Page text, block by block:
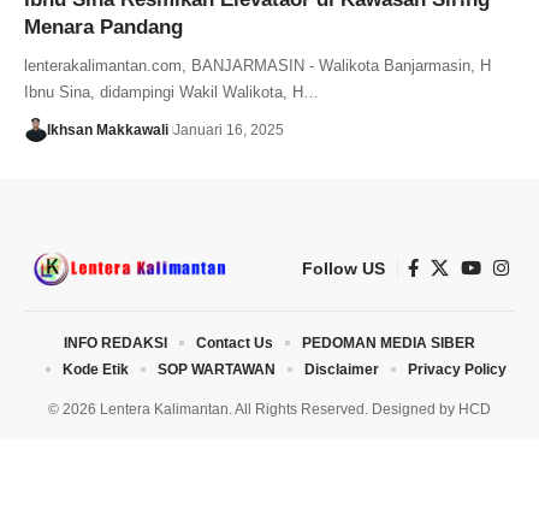
Menara Pandang
lenterakalimantan.com, BANJARMASIN - Walikota Banjarmasin, H
Ibnu Sina, didampingi Wakil Walikota, H…
Ikhsan Makkawali Januari 16, 2025
Follow US
© 2026 Lentera Kalimantan. All Rights Reserved. Designed by HCD
INFO REDAKSI Contact Us
PEDOMAN MEDIA SIBER
Kode Etik
SOP WARTAWAN Disclaimer Privacy Policy